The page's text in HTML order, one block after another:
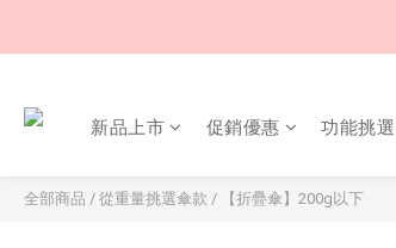
新品上市 促銷優惠 功能挑選
全部商品 / 從重量挑選傘款 / 【折疊傘】200g以下